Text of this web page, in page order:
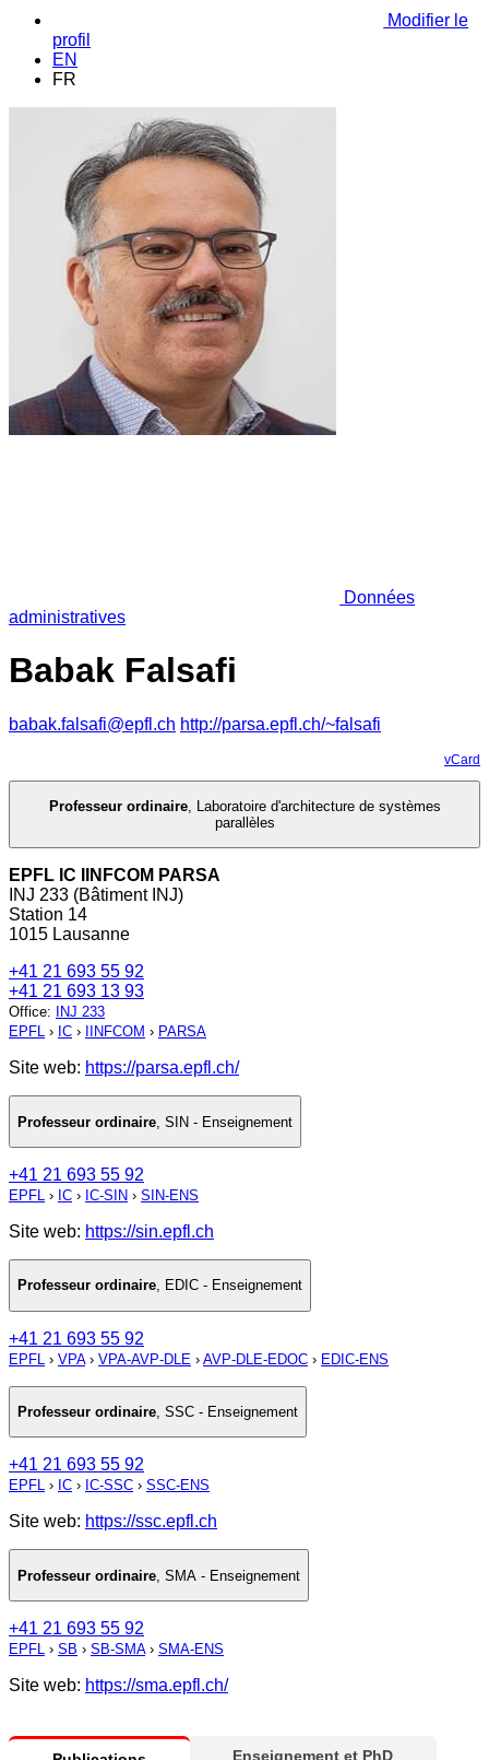
Modifier le
profil
EN
FR
Données
administratives
Babak Falsafi
babak.falsafi@epfl.ch http://parsa.epfl.ch/~falsafi
vCard
Professeur ordinaire, Laboratoire d'architecture de systèmes
parallèles
EPFL IC IINFCOM PARSA
INJ 233 (Bâtiment INJ)
Station 14
1015 Lausanne
+41 21 693 55 92
+41 21 693 13 93
Office:
INJ 233
EPFL › IC › IINFCOM › PARSA
Site web: https://parsa.epfl.ch/
Professeur ordinaire SIN - Enseignement
+41 21 693 55 92
EPFL › IC › IC-SIN › SIN-ENS
Site web: https://sin.epfl.ch
Professeur ordinaire, EDIC - Enseignement
+41 21 693 55 92
EPFL › VPA› VPA-AVP-DLE › AVP-DLE-EDOC › EDIC-ENS
Professeur ordinaire, SSC - Enseignement
+41 21 693 55 92
EPFL › IC › IC-SSC › SSC-ENS
Site web: https://ssc.epfl.ch
Professeur ordinaire SMA - Enseignement
+41 21 693 55 92
EPFL › SB › SB-SMA› SMA-ENS
Site web: https://sma.epfl.ch/
Enseignement et PhD